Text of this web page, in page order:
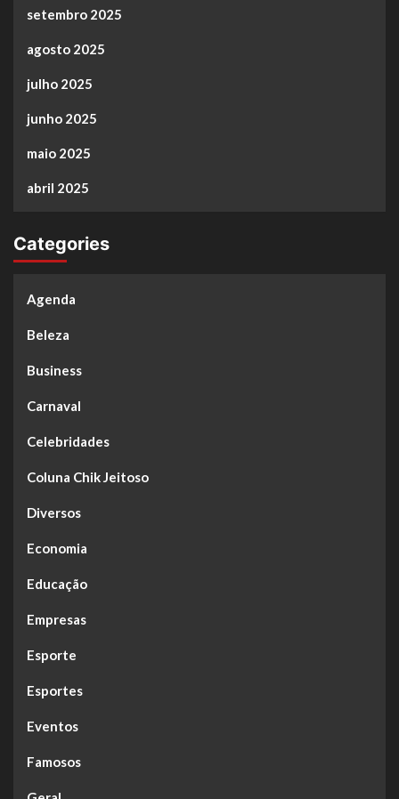
setembro 2025
agosto 2025
julho 2025
junho 2025
maio 2025
abril 2025
Categories
Agenda
Beleza
Business
Carnaval
Celebridades
Coluna Chik Jeitoso
Diversos
Economia
Educação
Empresas
Esporte
Esportes
Eventos
Famosos